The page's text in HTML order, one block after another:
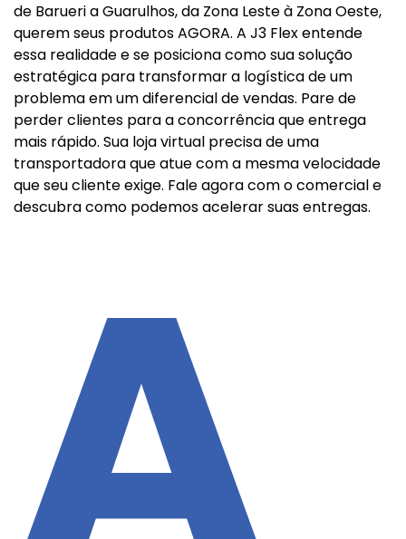
de Barueri a Guarulhos, da Zona Leste à Zona Oeste,
querem seus produtos AGORA. A J3 Flex entende
essa realidade e se posiciona como sua solução
estratégica para transformar a logística de um
problema em um diferencial de vendas. Pare de
perder clientes para a concorrência que entrega
mais rápido. Sua loja virtual precisa de uma
transportadora que atue com a mesma velocidade
que seu cliente exige. Fale agora com o comercial e
descubra como podemos acelerar suas entregas.
A